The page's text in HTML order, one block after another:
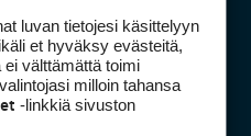
luvan tietojesi käsittelyyn
et hyväksy evästeitä,
välttämättä toimi
milloin tahansa
-linkkiä sivuston